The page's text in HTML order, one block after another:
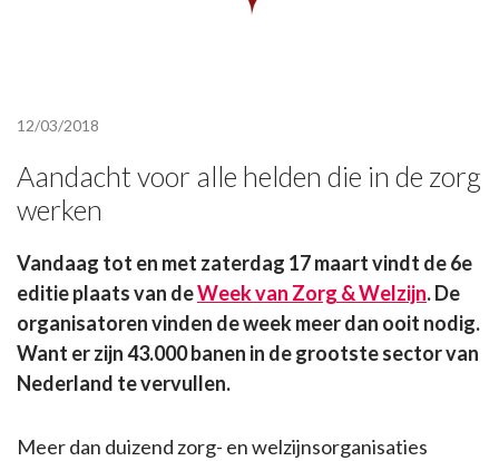
12/03/2018
Aandacht voor alle helden die in de zorg
werken
Vandaag tot en met zaterdag 17 maart vindt de 6e
editie plaats van deWeek van Zorg & Welzijn. De
organisatoren vinden de week meer dan ooit nodig.
Want er zijn 43.000 banen in de grootste sector van
Nederland te vervullen.
Meer dan duizend zorg- en welzijnsorganisaties